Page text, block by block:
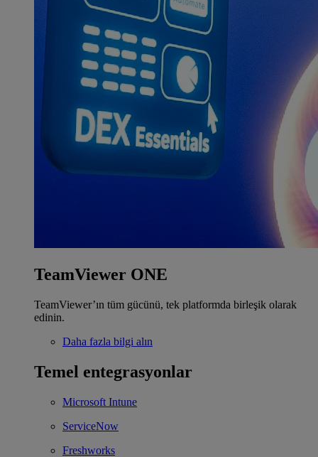
TeamViewer ONE
TeamViewer’ın tüm gücünü, tek platformda birleşik olarak
edinin.
Daha fazla bilgi alın
Temel entegrasyonlar
Microsoft Intune
ServiceNow
Freshworks